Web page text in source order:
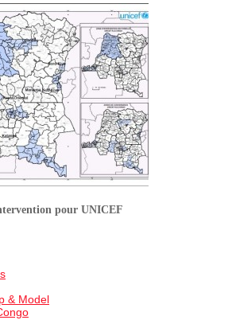
pour UNICEF
& Model